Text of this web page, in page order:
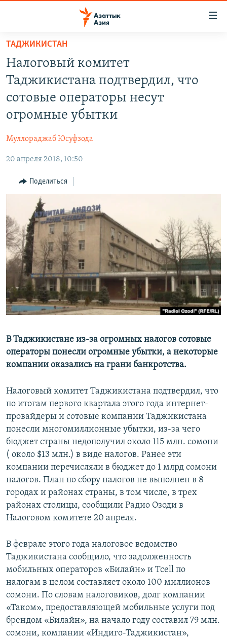
Вернуться
основному
содержанию
главной
Вернутся
НА ДРУГИХ ЯЗЫКАХ
КЫРГЫЗЧА
ЎЗБЕКЧА
ТОҶИКӢ
TÜRKMENÇE
ПОДПИШИТЕСЬ НА НАС В СОЦСЕТЯХ
Все сайты РСЕ/РС
ТАДЖИКИСТАН
Налоговый комитет
Таджикистана подтвердил, что
сотовые операторы несут
огромные убытки
Муллораджаб Юсуфзода
20 апреля 2018, 10:50
Поделиться
В Таджикистане из-за огромных налогов сотовые
операторы понесли огромные убытки, а некоторые
компании оказались на грани банкротства.
Налоговый комитет Таджикистана подтвердил, что
по итогам первого квартала этого года интернет-
провайдеры и сотовые компании Таджикистана
понесли многомиллионные убытки, из-за чего
бюджет страны недополучил около 115 млн. сомони
( около $13 млн.) в виде налогов. Ранее эти
компании перечисляли в бюджет до 1 млрд сомони
налогов. План по сбору налогов не выполнен в 8
городах и районах страны, в том числе, в трех
районах столицы, сообщили Радио Озоди в
Налоговом комитете 20 апреля.
В феврале этого года налоговое ведомство
Таджикистана сообщило, что задолженность
мобильных операторов «Билайн» и Tcell по
налогам в целом составляет около 100 миллионов
сомони. По словам налоговиков, долг компании
«Таком», предоставляющей мобильные услуги под
брендом «Билайн», на начало году составил 79 млн.
сомони, компании «Индиго-Таджикистан»,